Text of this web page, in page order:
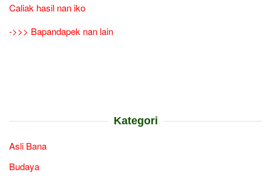
Caliak hasil nan iko
->>> Bapandapek nan lain
Kategori
Asli Bana
Budaya